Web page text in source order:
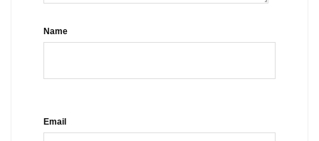
Name
Email